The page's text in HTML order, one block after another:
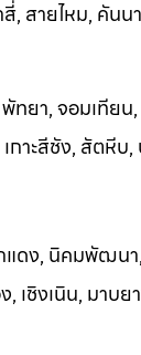
สายไหม, คัน
ทยา, จอมเทียน
าะสีชัง, สัตหีบ,
ดง, นิคมพัฒนา
, เชิงเนิน, มาบย